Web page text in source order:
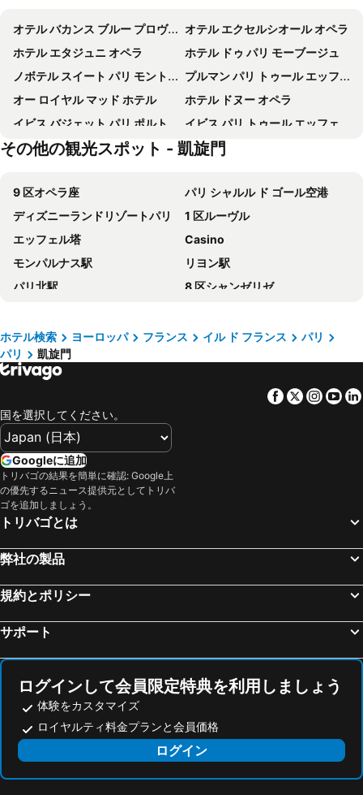
オテル バカンス ブルー プロヴァンス オペラ
オテル エクセルシオール オペラ
ホテル エタジュニ オペラ
ホテル ドゥ パリ モーブージュ
ノボテル スイート パリ モントルイユ ヴァンセンヌ
プルマン パリ トゥール エッフェル
オー ロイヤル マッド ホテル
ホテル ドヌー オペラ
イビス バジェット パリ ポルト ド モンマルトル
イビス パリ トゥール エッフェル カンブロンヌ 15 区
ibis Styles Paris Meteor Avenue d'Italie
Intercontinental Hotels Paris - Le Grand By Ihg
アパートホテル アダージョ パリ オペラ
ティモテル オペラ マドレーヌ
Courtyard by Marriott Paris Gare de Lyon
ホテルF1パリポルトドゥシャティヨン
Hotel Bridget
Hilton Paris Opera
Novotel Paris Centre Tour Eiffel
ハイアット リージェンシー パリ エトワール
Crowne Plaza Paris - Republique by IHG
Hôtel Londres et New York - Teritoria
オテル 34B - アストテル
Hôtel Beige
Residence Hoche
Hotel Havane Opera
オテル レイチェル
オテル エドワール 7 パリ オペラ
Hotel du Chemin Vert
オテル ルーブル サン タンヌ
ベストウェスタン ホテル ロンセレー オペラ
Grand Hotel Nouvel Opera
The Originals Boutique, Hôtel Maison Montmartre Paris Les Puces
Pullman Paris Montparnasse
ホテル ペイリス オペラ
Novotel Suites Paris Expo Porte de Versailles
ホテル マグダ シャンゼリゼ
ホテル ナポレオン
Grand Hôtel Champs-Elysées
ザ ペニンシュラ パリ
エリゼ パリ
モンフリューリ ホテル
Hôtel Régence Etoile
Maison ELLE Paris
Majestic Hotel-Spa Paris
ホテル アルク ドゥ トリオンフ エトワール
ELSA, Hôtel Paris
Star Champs-Elysées
その他の観光スポット - 凱旋門
9 区オペラ座
パリ シャルル ド ゴール空港
ディズニーランドリゾートパリ
1 区ルーヴル
エッフェル塔
Casino
モンパルナス駅
リヨン駅
パリ北駅
8 区シャンゼリゼ
凱旋門
Notre-Dame Cathedral
5th district Panthéon
6th district Luxembourg
16th district Passy
ル マレ
Château de Versailles
14th district Observatoire
15th district Vaugirard
マドレーヌ寺院
Gare du Nord Metro Station
St-Germain-des-Prés
4th district Hôtel-de-Ville
Saint-Lazare Metro Station
17th district Batignolles-Monceau
11th district Popincourt
12th district Reuilly
ヴァンドーム広場
Stade de France
リュクサンブール公園
コンコルド広場
オルセー美術館
Gare de l'Est
ノートルダム大聖堂
L'Arc Paris
Charles de Gaulle - Étoile Metro Station
ホテル検索 ヨーロッパ フランス イル ド フランス
パリ
パリ
凱旋門
Facebook
Twitter
国を選択してください。
Googleに追加
トリバゴの結果を簡単に確認: Google上
の優先するニュース提供元としてトリバ
ゴを追加しましょう。
トリバゴとは
弊社の製品
規約とポリシー
サポート
ログインして会員限定特典を利用しましょう
体験をカスタマイズ
ロイヤルティ料金プランと会員価格
ログイン